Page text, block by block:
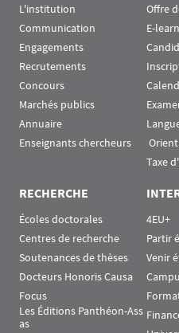
L'institution
Communication
Engagements
Recrutements
Concours
Marchés publics
Annuaire
Enseignants chercheurs
Offre
E-
Taxe
RECHERCHE
Écoles doctorales
Centres de recherche
Soutenances de thèses
Docteurs Honoris Causa
Focus
Les Éditions Panthéon-Ass
as
4EU+
Partir
Venir